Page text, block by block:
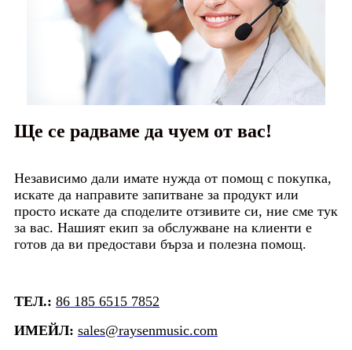
Ще се радваме да чуем от вас!
Независимо дали имате нужда от помощ с покупка,
искате да направите запитване за продукт или
просто искате да споделите отзивите си, ние сме тук
за вас. Нашият екип за обслужване на клиенти е
готов да ви предостави бърза и полезна помощ.
ТЕЛ.: 86 185 6515 7852
ИМЕЙЛ: sales@raysenmusic.com